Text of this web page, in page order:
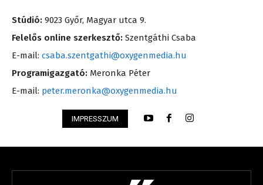
Stúdió: 9023 Győr, Magyar utca 9.
Felelős online szerkesztő: Szentgáthi Csaba
E-mail: csaba.szentgathi@oxygenmedia.hu
Programigazgató: Meronka Péter
E-mail: peter.meronka@oxygenmedia.hu
IMPRESSZUM